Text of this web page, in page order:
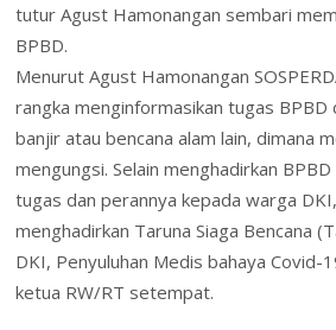
tutur Agust Hamonangan sembari
BPBD.
Menurut Agust Hamonangan
rangka menginformasikan tugas BPBD
banjir atau bencana alam lain, dimana
mengungsi. Selain menghadirkan
tugas dan perannya kepada warga
menghadirkan Taruna Siaga Bencana
DKI, Penyuluhan Medis bahaya Covid-
ketua RW/RT setempat.